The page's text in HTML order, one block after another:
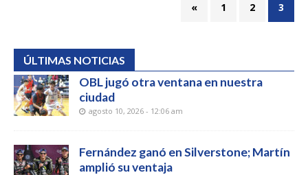
« 1 2 3
ÚLTIMAS NOTICIAS
OBL jugó otra ventana en nuestra
ciudad
agosto 10, 2026 - 12:06 am
Fernández ganó en Silverstone; Martín
amplió su ventaja